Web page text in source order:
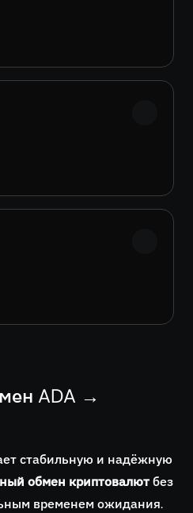
ADA →
стабильную и надёжную
обмен криптовалютбез
временем ожидания.